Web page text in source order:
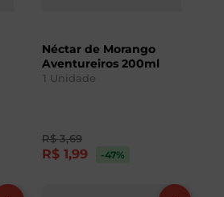
Néctar de Morango
Aventureiros 200ml
1 Unidade
R$ 3,69
R$ 1,99 -47%